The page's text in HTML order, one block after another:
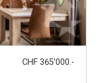
CHF 365'000.-